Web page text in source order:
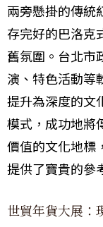
兩旁懸掛的傳統
存完好的巴洛克
舊氛圍。台北市
演、特色活動等
提升為深度的文
模式，成功地將
價值的文化地標
提供了寶貴的參
世貿年貨大展：